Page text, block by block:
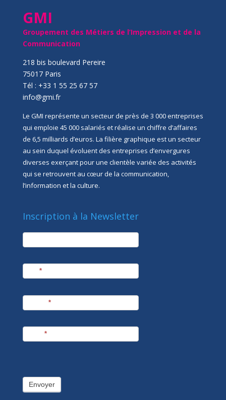
GMI
Groupement des Métiers de l’Impression et de la
Communication
218 bis boulevard Pereire
75017 Paris
Tél : +33 1 55 25 67 57
info@gmi.fr
Le GMI représente un secteur de près de 3 000 entreprises
qui emploie 45 000 salariés et réalise un chiffre d’affaires
de 6,5 milliards d’euros. La filière graphique est un secteur
au sein duquel évoluent des entreprises d’envergures
diverses exerçant pour une clientèle variée des activités
qui se retrouvent au cœur de la communication,
l’information et la culture.
Inscription à la Newsletter
newsletter
*
*
*
Envoyer